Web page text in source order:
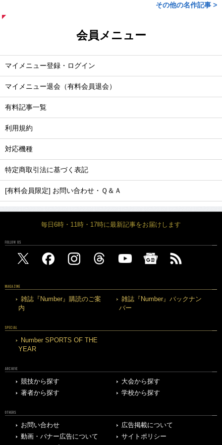
その他の名作記事 >
会員メニュー
マイメニュー登録・ログイン
マイメニュー退会（有料会員退会）
有料記事一覧
利用規約
対応機種
特定商取引法に基づく表記
[有料会員限定] お問い合わせ・Ｑ＆Ａ
毎日6時・11時・17時に最新記事をお届けします
FOLLOW US
MAGAZINE
雑誌『Number』購読のご案
内
雑誌『Number』バックナン
バー
SPECIAL
Number SPORTS OF THE
YEAR
ARCHIVE
競技から探す
大会から探す
著者から探す
学校から探す
OTHERS
お問い合わせ
広告掲載について
動画・バナー広告について
サイトポリシー